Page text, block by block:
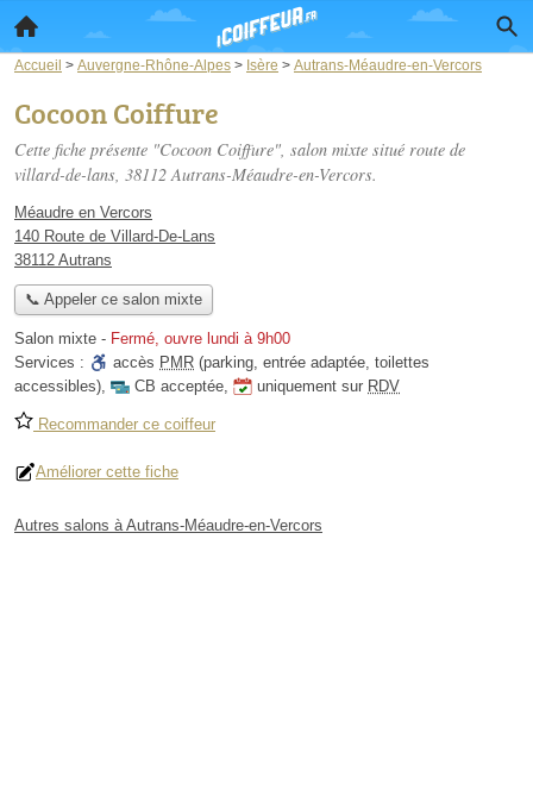
Accueil > Auvergne-Rhône-Alpes > Isère > Autrans-Méaudre-en-Vercors
Cocoon Coiffure
Cette fiche présente "Cocoon Coiffure", salon mixte situé route de
villard-de-lans, 38112 Autrans-Méaudre-en-Vercors.
Méaudre en Vercors
140 Route de Villard-De-Lans
38112 Autrans
📞 Appeler ce salon mixte
Salon mixte - Fermé, ouvre lundi à 9h00
Services :
accès PMR (parking, entrée adaptée, toilettes
accessibles), CB acceptée, uniquement sur RDV
Recommander ce coiffeur
Améliorer cette fiche
Autres salons à Autrans-Méaudre-en-Vercors